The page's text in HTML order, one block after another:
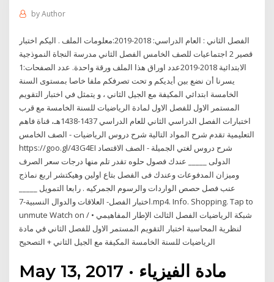
byAuthor
الفصل الثاني : العام الدراسي: 2018-2019:معلومات الملف . اليكم اختبار
قصير 2 اجتماعيات للصف الخامس الفصل الثاني مدرسة النجاة النموذجية
الابتدائية 2018-2019عدد اوراق هذا الملف ورقة واحدة. عدد الصفحات:1
يسرنا أن نضع بين أيديكم و تحت تصرفكم ملفا خاصا بمستوى السنة
الخامسة ابتدائي المكيفة مع الجيل الثاني ، و يتمثل في اختبار التقويم
المستمر الاول للفصل الاول لمادة الرياضيات للسنة الخامسة مع قرب
اختبارات الفصل الدراسي الثاني للعام الدراسي 1437-1438هـ، قناة فاهم
التعليمية تقدم شرح المواد التالية شرح دروس الرياضيات - الصف الخامس
https://goo.gl/43G4EI شرح دروس لغتي الجميلة - الصف الاقتصاد
الدولى _____ عندك فصول حلوه تقدر تلم منها درجات سعر الصرف
وميزان المدفوعات وعندك فى الفصل بتاع اولين وهيكتشر اربع نماذج
عنب فصل حصص الواردات والرسوم الجمركيه . رابعا التمويل _____
اختبار الفصل- العلاقات والدوال النسبية-7.mp4. Info. Shopping. Tap to
unmute Watch on / • شبكة الرياضيات الفصل الثالث الإطار المفاهيمي
لنظرية المحاسبة اختبار التقويم المستمر الاول للفصل الثاني في مادة
الرياضيات للسنة الخامسة المكيفة مع الجيل الثاني + التصحيح
May 13, 2017 · مادة الفيزياء